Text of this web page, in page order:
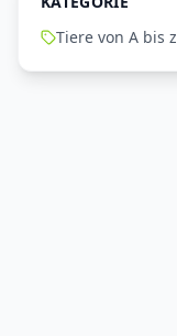
Tiere von A bis z